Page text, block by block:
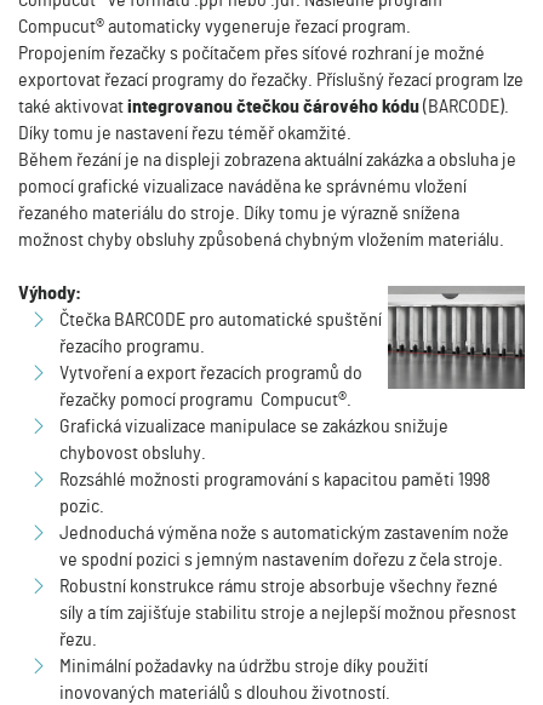
Compucut® automaticky vygeneruje řezací program.
Propojením řezačky s počítačem přes síťové rozhraní je možné
exportovat řezací programy do řezačky. Příslušný řezací program lze
také aktivovatintegrovanou čtečkou čárového kódu(BARCODE).
Díky tomu je nastavení řezu téměř okamžité.
Během řezání je na displeji zobrazena aktuální zakázka a obsluha je
pomocí grafické vizualizace naváděna ke správnému vložení
řezaného materiálu do stroje. Díky tomu je výrazně snížena
možnost chyby obsluhy způsobená chybným vložením materiálu.
Výhody:
Čtečka BARCODE pro automatické spuštění
řezacího programu.
Vytvoření a export řezacích programů do
řezačky pomocí programu Compucut®.
Grafická vizualizace manipulace se zakázkou snižuje
chybovost obsluhy.
Rozsáhlé možnosti programování s kapacitou paměti 1998
pozic.
Jednoduchá výměna nože s automatickým zastavením nože
ve spodní pozici s jemným nastavením dořezu z čela stroje.
Robustní konstrukce rámu stroje absorbuje všechny řezné
síly a tím zajišťuje stabilitu stroje a nejlepší možnou přesnost
řezu.
Minimální požadavky na údržbu stroje díky použití
inovovaných materiálů s dlouhou životností.